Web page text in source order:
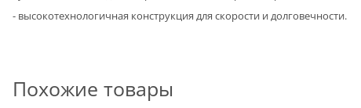
- высокотехнологичная конструкция для скорости и долговечности.
Похожие товары